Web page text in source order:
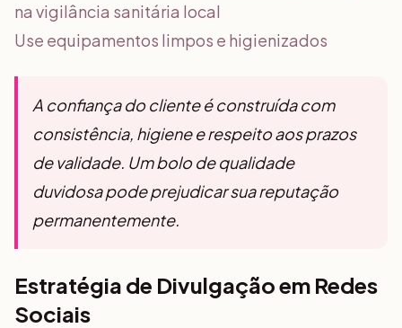
na vigilância sanitária local
Use equipamentos limpos e higienizados
A confiança do cliente é construída com
consistência, higiene e respeito aos prazos
de validade. Um bolo de qualidade
duvidosa pode prejudicar sua reputação
permanentemente.
Estratégia de Divulgação em Redes
Sociais